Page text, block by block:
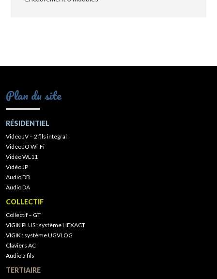
Plan du site
RÉSIDENTIEL
Vidéo JV – 2 fils intégral
Vidéo JO Wi-Fi
Vidéo WL11
Vidéo JP
Audio DB
Audio DA
COLLECTIF
Collectif – GT
VIGIK PLUS : système HEXACT
VIGIK : système UGVLOG
Claviers AC
Audio 5 fils
TERTIAIRE